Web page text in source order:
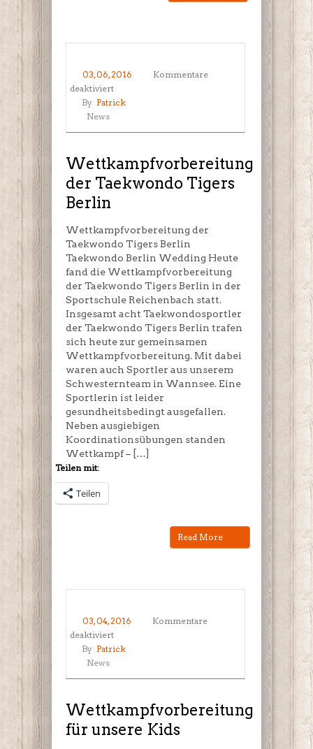
03, 06, 2016
Kommentare
deaktiviertfür
Wettkampfvorbereitung
Taekwondo
By Patrick
News
Wettkampfvorbereitung
der Taekwondo Tigers
Berlin
Wettkampfvorbereitung der
Taekwondo Tigers Berlin
Taekwondo Berlin Wedding Heute
fand die Wettkampfvorbereitung
der Taekwondo Tigers Berlin in der
Sportschule Reichenbach statt.
Insgesamt acht Taekwondosportler
der Taekwondo Tigers Berlin trafen
sich heute zur gemeinsamen
Wettkampfvorbereitung. Mit dabei
waren auch Sportler aus unserem
Schwesternteam in Wannsee. Eine
Sportlerin ist leider
gesundheitsbedingt ausgefallen.
Neben ausgiebigen
Koordinationsübungen standen
Wettkampf – […]
Teilen mit:
Teilen
Read More
03, 04, 2016
Kommentare
deaktiviertfür
Wettkampfvorbereitung
unsere
By Patrick
News
Wettkampfvorbereitung
für unsere Kids